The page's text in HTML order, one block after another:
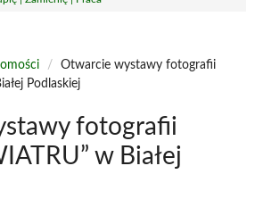
/
Otwarcie wystawy fotografii
Podlaskiej
fotografii
w Białej